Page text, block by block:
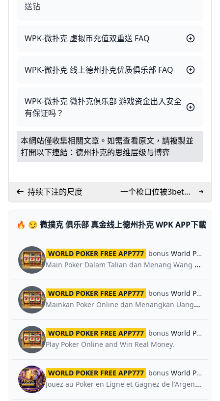
送钻
WPK-微扑克 虚拟币充值双重送 FAQ
WPK-微扑克 线上德州扑克优质俱乐部 FAQ
WPK-微扑克 微扑克俱乐部 游戏资金出入安全
有保证吗？
本網站僅收集相關文章。如需查看原文，請複製並
打開以下連結： 德州扑克的思维层级与博弈
持续下注的尺度
一个枪口位被3bet的
实例（上篇）
🔥 😏 微撲克 俱乐部 真金线上德州扑克 WPK APP下載 🎢
WORLD POKER FREE APP777 bonus World Poker Global App
Main Poker Dalam Talian dan Menang Wang Sebenar.
WORLD POKER FREE APP777 bonus World Poker Global App
Mainkan Poker Online dan Menangkan Uang Asli.
WORLD POKER FREE APP777 bonus World Poker Global App
Play Poker Online and Win Real Money.
WORLD POKER FREE APP777 bonus World Poker Global App
Jouez au Poker en Ligne et Gagnez de l'Argent Réel.